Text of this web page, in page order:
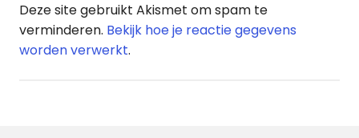
Deze site gebruikt Akismet om spam te
verminderen. Bekijk hoe je reactie gegevens
worden verwerkt.